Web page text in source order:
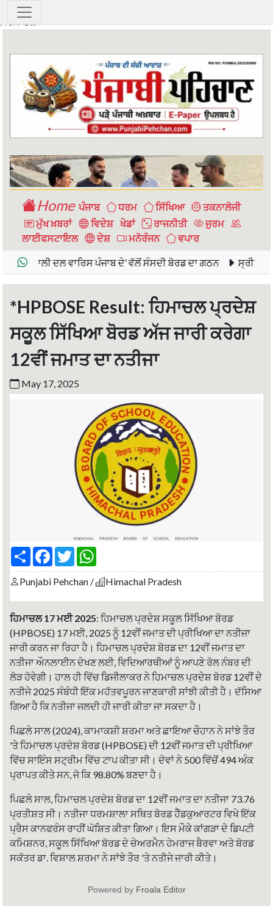
ਹਿਮਾਚਲ 17 ਮਈ 2025
: ਹਿਮਾਚਲ ">
Home ਪੰਜਾਬ ਧਰਮ ਸਿੱਖਿਆ
ਤਕਨਾਲੋਜੀ
ਮੁੱਖ ਖ਼ਬਰਾਂ
ਵਿਦੇਸ਼ ਖੇਡਾਂ ਰਾਜਨੀਤੀ
ਜੁਰਮ
ਲਾਈਫਸਟਾਇਲ
ਦੇਸ਼ ਮਨੋਰੰਜਨ ਵਪਾਰ
ਦਲ ਵਾਰਿਸ ਪੰਜਾਬ ਦੇ’ ਵੱਲੋਂ ਸੰਸਦੀ ਬੋਰਡ ਦਾ ਗਠਨ ਸ੍ਰੀ ਹਰਿਮੰਦਰ
*HPBOSE Result: ਹਿਮਾਚਲ ਪ੍ਰਦੇਸ਼
ਸਕੂਲ ਸਿੱਖਿਆ ਬੋਰਡ ਅੱਜ ਜਾਰੀ ਕਰੇਗਾ
12ਵੀਂ ਜਮਾਤ ਦਾ ਨਤੀਜਾ
May 17, 2025
S
a
r
F
c
e
o
k
T
w
i
t
e
a
t
s
A
p
Punjabi Pehchan / Himachal Pradesh
ਹਿਮਾਚਲ 17 ਮਈ 2025: ਹਿਮਾਚਲ ਪ੍ਰਦੇਸ਼ ਸਕੂਲ ਸਿੱਖਿਆ ਬੋਰਡ
(HPBOSE) 17 ਮਈ, 2025 ਨੂੰ 12ਵੀਂ ਜਮਾਤ ਦੀ ਪ੍ਰੀਖਿਆ ਦਾ ਨਤੀਜਾ
ਜਾਰੀ ਕਰਨ ਜਾ ਰਿਹਾ ਹੈ। ਹਿਮਾਚਲ ਪ੍ਰਦੇਸ਼ ਬੋਰਡ ਦਾ 12ਵੀਂ ਜਮਾਤ ਦਾ
ਨਤੀਜਾ ਔਨਲਾਈਨ ਦੇਖਣ ਲਈ, ਵਿਦਿਆਰਥੀਆਂ ਨੂੰ ਆਪਣੇ ਰੋਲ ਨੰਬਰ ਦੀ
ਲੋੜ ਹੋਵੇਗੀ। ਹਾਲ ਹੀ ਵਿੱਚ ਡਿਜੀਲਾਕਰ ਨੇ ਹਿਮਾਚਲ ਪ੍ਰਦੇਸ਼ ਬੋਰਡ 12ਵੀਂ ਦੇ
ਨਤੀਜੇ 2025 ਸੰਬੰਧੀ ਇੱਕ ਮਹੱਤਵਪੂਰਨ ਜਾਣਕਾਰੀ ਸਾਂਝੀ ਕੀਤੀ ਹੈ। ਦੱਸਿਆ
ਗਿਆ ਹੈ ਕਿ ਨਤੀਜਾ ਜਲਦੀ ਹੀ ਜਾਰੀ ਕੀਤਾ ਜਾ ਸਕਦਾ ਹੈ।
ਪਿਛਲੇ ਸਾਲ (2024), ਕਾਮਾਕਸ਼ੀ ਸ਼ਰਮਾ ਅਤੇ ਛਾਇਆ ਚੌਹਾਨ ਨੇ ਸਾਂਝੇ ਤੌਰ
'ਤੇ ਹਿਮਾਚਲ ਪ੍ਰਦੇਸ਼ ਬੋਰਡ (HPBOSE) ਦੀ 12ਵੀਂ ਜਮਾਤ ਦੀ ਪ੍ਰੀਖਿਆ
ਵਿੱਚ ਸਾਇੰਸ ਸਟ੍ਰੀਮ ਵਿੱਚ ਟਾਪ ਕੀਤਾ ਸੀ। ਦੋਵਾਂ ਨੇ 500 ਵਿੱਚੋਂ 494 ਅੰਕ
ਪ੍ਰਾਪਤ ਕੀਤੇ ਸਨ, ਜੋ ਕਿ 98.80% ਬਣਦਾ ਹੈ।
ਪਿਛਲੇ ਸਾਲ, ਹਿਮਾਚਲ ਪ੍ਰਦੇਸ਼ ਬੋਰਡ ਦਾ 12ਵੀਂ ਜਮਾਤ ਦਾ ਨਤੀਜਾ 73.76
ਪ੍ਰਤੀਸ਼ਤ ਸੀ। ਨਤੀਜਾ ਧਰਮਸ਼ਾਲਾ ਸਥਿਤ ਬੋਰਡ ਹੈੱਡਕੁਆਰਟਰ ਵਿਖੇ ਇੱਕ
ਪ੍ਰੈਸ ਕਾਨਫਰੰਸ ਰਾਹੀਂ ਘੋਸ਼ਿਤ ਕੀਤਾ ਗਿਆ। ਇਸ ਮੌਕੇ ਕਾਂਗੜਾ ਦੇ ਡਿਪਟੀ
ਕਮਿਸ਼ਨਰ, ਸਕੂਲ ਸਿੱਖਿਆ ਬੋਰਡ ਦੇ ਚੇਅਰਮੈਨ ਹੇਮਰਾਜ ਬੈਰਵਾ ਅਤੇ ਬੋਰਡ
ਸਕੱਤਰ ਡਾ. ਵਿਸ਼ਾਲ ਸ਼ਰਮਾ ਨੇ ਸਾਂਝੇ ਤੌਰ 'ਤੇ ਨਤੀਜੇ ਜਾਰੀ ਕੀਤੇ।
Powered by Froala Editor